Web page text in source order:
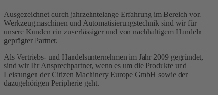
Ausgezeichnet durch jahrzehntelange Erfahrung im Bereich von
Werkzeugmaschinen und Automatisierungstechnik sind wir für
unsere Kunden ein zuverlässiger und von nachhaltigem Handeln
geprägter Partner.
Als Vertriebs- und Handelsunternehmen im Jahr 2009 gegründet,
sind wir Ihr Ansprechpartner, wenn es um die Produkte und
Leistungen der Citizen Machinery Europe GmbH sowie der
dazugehörigen Peripherie geht.